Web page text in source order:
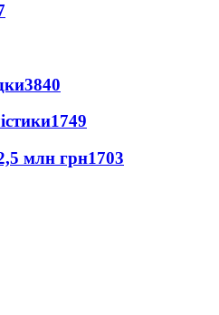
3840
1749
млн грн1703